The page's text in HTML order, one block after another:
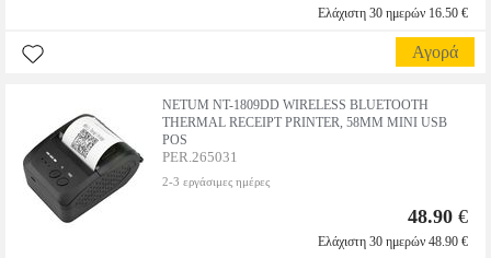
Ελάχιστη 30 ημερών 16.50 €
Αγορά
NETUM NT-1809DD WIRELESS BLUETOOTH
THERMAL RECEIPT PRINTER, 58MM MINI USB
POS
PER.265031
2-3 εργάσιμες ημέρες
48.90 €
Ελάχιστη 30 ημερών 48.90 €